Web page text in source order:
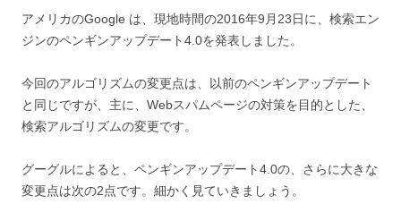
アメリカのGoogle は、現地時間の2016年9月23日に、検索エン
ジンのペンギンアップデート4.0を発表しました。
今回のアルゴリズムの変更点は、以前のペンギンアップデート
と同じですが、主に、Webスパムページの対策を目的とした、
検索アルゴリズムの変更です。
グーグルによると、ペンギンアップデート4.0の、さらに大きな
変更点は次の2点です。細かく見ていきましょう。